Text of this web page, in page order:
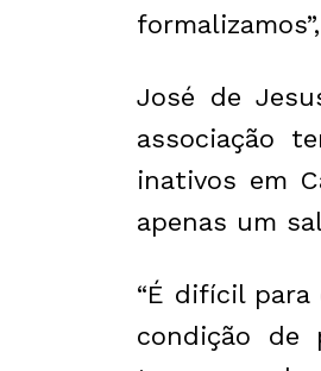
José de
associação
inativos em
apenas um
“É difícil
condição de